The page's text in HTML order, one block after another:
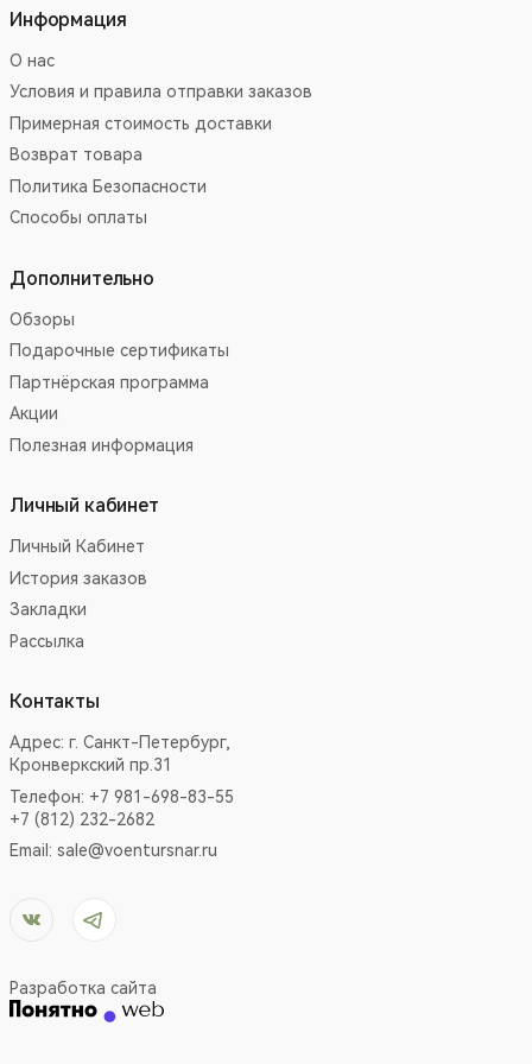
Информация
О нас
Условия и правила отправки заказов
Примерная стоимость доставки
Возврат товара
Политика Безопасности
Способы оплаты
Дополнительно
Обзоры
Подарочные сертификаты
Партнёрская программа
Акции
Полезная информация
Личный кабинет
Личный Кабинет
История заказов
Закладки
Рассылка
Контакты
Адрес: г. Санкт-Петербург,
Кронверкский пр.31
Телефон: +7 981-698-83-55
+7 (812) 232-2682
Email: sale@voentursnar.ru
Разработка сайта